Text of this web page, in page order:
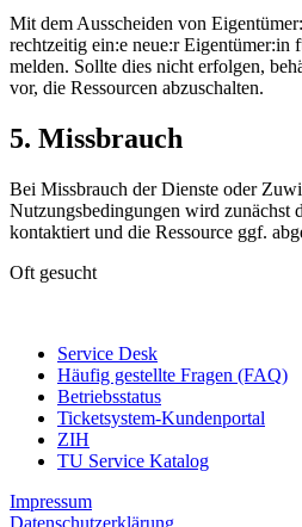
Mit dem Ausscheiden von
rechtzeitig ein:e neue:r Eigentümer:in
melden. Sollte dies nicht erfolgen,
vor, die Ressourcen abzuschalten.
5. Missbrauch
Bei Missbrauch der Dienste oder
Nutzungsbedingungen wird zunächst
kontaktiert und die Ressource ggf.
Oft gesucht
Service Desk
Häufig gestellte Fragen (FAQ)
Betriebsstatus
Ticketsystem-Kundenportal
ZIH
TU Service Katalog
Impressum
Datenschutzerklärung